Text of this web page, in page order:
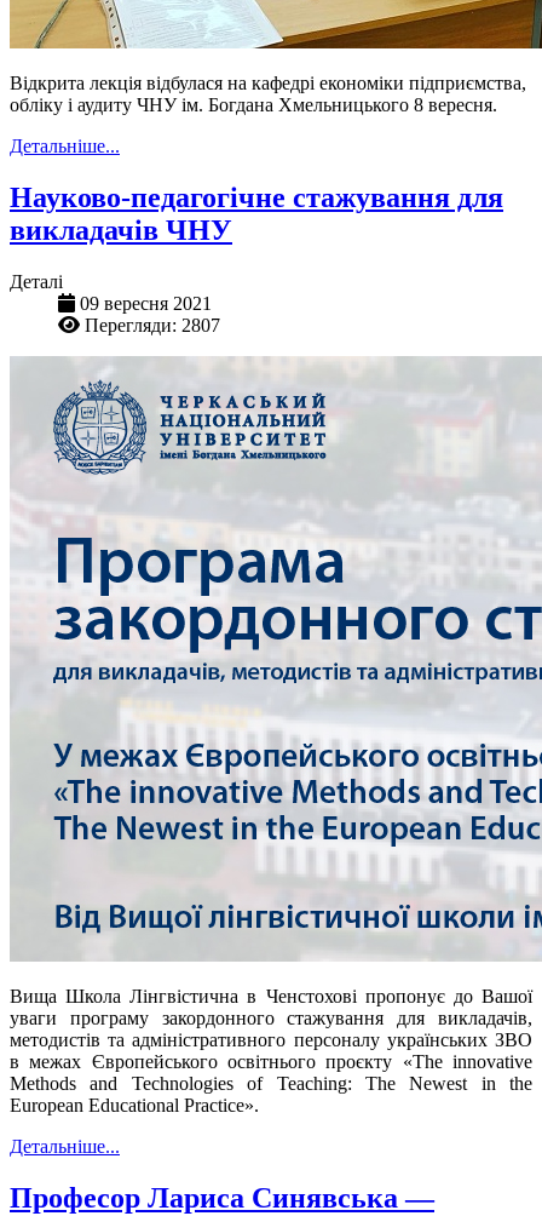
Відкрита лекція відбулася на кафедрі економіки підприємства,
обліку і аудиту ЧНУ ім. Богдана Хмельницького 8 вересня.
Детальніше...
Науково-педагогічне стажування для
викладачів ЧНУ
Деталі
09 вересня 2021
Перегляди: 2807
Вища Школа Лінгвістична в Ченстохові пропонує до Вашої
уваги програму закордонного стажування для викладачів,
методистів та адміністративного персоналу українських ЗВО
в межах Європейського освітнього проєкту «The innovative
Methods and Technologies of Teaching: The Newest in the
European Educational Practice».
Детальніше...
Професор Лариса Синявська —